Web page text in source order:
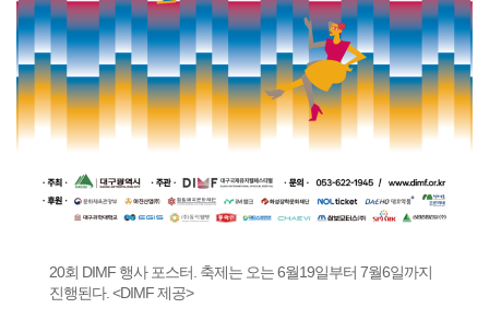
20회 DIMF 행사 포스터. 축제는 오는 6월19일부터 7월6일까지
진행된다. <DIMF 제공>